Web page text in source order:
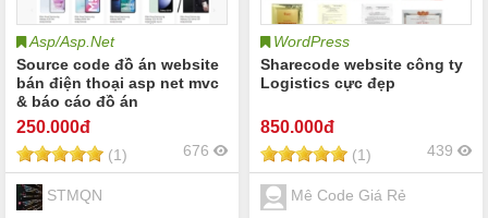
Asp/Asp.Net
Source code đồ án website
bán điện thoại asp net mvc
& báo cáo đồ án
250.000đ
(1) 676
STMQN
WordPress
Sharecode website công ty
Logistics cực đẹp
850.000đ
(1) 439
Mê Code Giá Rẻ